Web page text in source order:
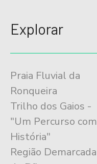
Explorar
Praia Fluvial da
Ronqueira
Trilho dos Gaios -
"Um Percurso com
História"
Região Demarcada